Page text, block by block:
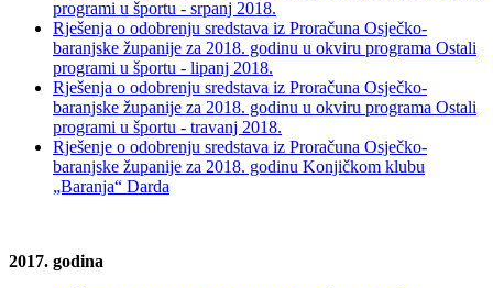
programi u športu - srpanj 2018.
Rješenja o odobrenju sredstava iz Proračuna Osječko-
baranjske županije za 2018. godinu u okviru programa Ostali
programi u športu - lipanj 2018.
Rješenja o odobrenju sredstava iz Proračuna Osječko-
baranjske županije za 2018. godinu u okviru programa Ostali
programi u športu - travanj 2018.
Rješenje o odobrenju sredstava iz Proračuna Osječko-
baranjske županije za 2018. godinu Konjičkom klubu
„Baranja“ Darda
2017. godina